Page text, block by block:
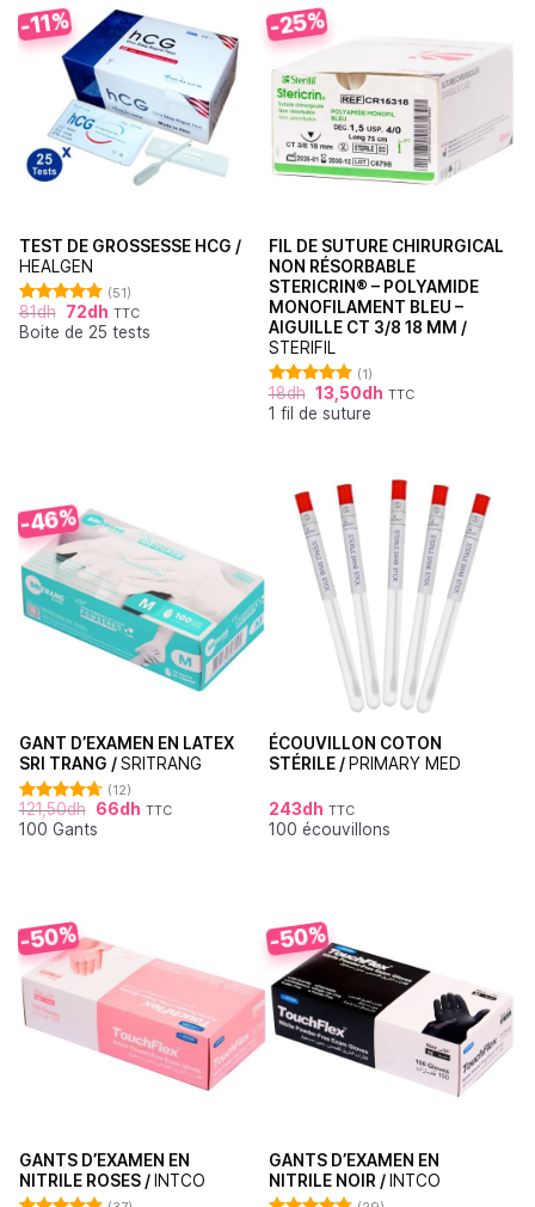
-11%
TEST DE GROSSESSE HCG /
HEALGEN
Note
4.88
sur 5
(51)
81dh 72dh TTC
Boite de 25 tests
-25%
FIL DE SUTURE CHIRURGICAL
NON RÉSORBABLE
STERICRIN® – POLYAMIDE
MONOFILAMENT BLEU –
AIGUILLE CT 3/8 18 MM /
STERIFIL
Note
5.00
sur 5
(1)
18dh 13,50dh TTC
1 fil de suture
-46%
GANT D’EXAMEN EN LATEX
SRI TRANG /SRITRANG
Note4.67
sur 5
(12)
121,50dh 66dh TTC
100 Gants
ÉCOUVILLON COTON
STÉRILE / PRIMARY MED
243dh TTC
100 écouvillons
-50%
GANTS D’EXAMEN EN
NITRILE ROSES / INTCO
-50%
GANTS D’EXAMEN EN
NITRILE NOIR / INTCO